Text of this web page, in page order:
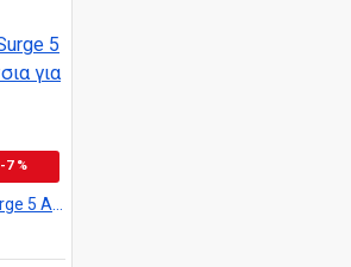
-7 %
Under Armour Surge 5 Ανδρικά Παπούτσια για Τρέξιμο Μαύρο 6010459-002